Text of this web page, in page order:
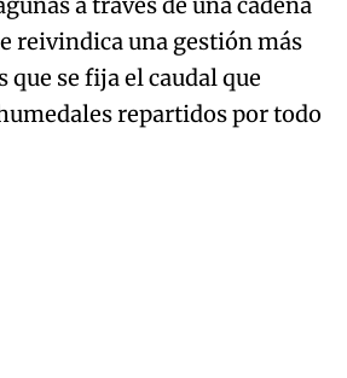
reivindica una gestión más
se fija el caudal que
repartidos por todo